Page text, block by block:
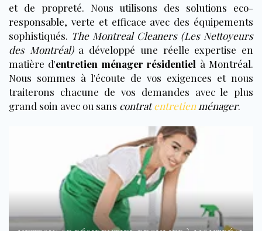
et de propreté. Nous utilisons des solutions eco-
responsable, verte et efficace avec des équipements
sophistiqués. The Montreal Cleaners (Les Nettoyeurs
des Montréal)a développé une réelle expertise en
matière d'entretien ménager résidentiel àMontréal.
Nous sommes à l'écoute de vos exigences et nous
traiterons chacune de vos demandes avec le plus
grand soin avec ou sans contratentretienménager.